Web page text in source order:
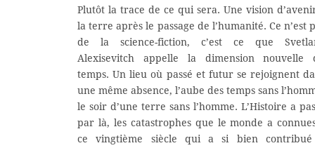
Plutôt la trace de ce qui sera. Une vision
la terre après le passage de l’humanité. Ce n’est
de la science-fiction, c’est ce que
Alexisevitch appelle la dimension nouvelle
temps. Un lieu où passé et futur se rejoignent
une même absence, l’aube des temps sans
le soir d’une terre sans l’homme. L’Histoire a
par là, les catastrophes que le monde a
ce vingtième siècle qui a si bien